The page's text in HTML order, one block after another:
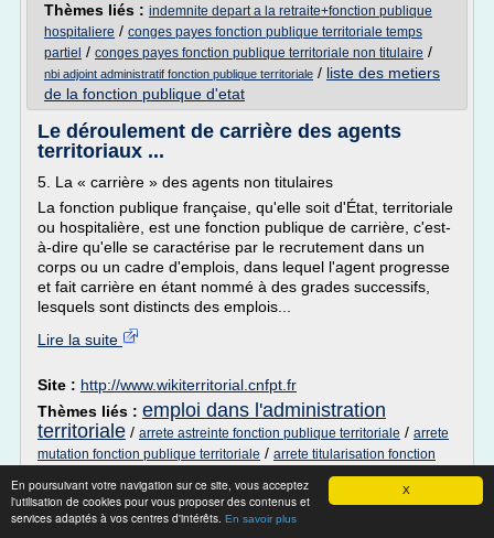
X
En poursuivant votre navigation sur ce site, vous acceptez
l'utilisation de cookies pour vous proposer des contenus et
services adaptés à vos centres d'intérêts. En savoir plus
Thèmes liés : indemnite depart a la retraite+fonction publique
hospitaliere / conges payes fonction publique territoriale temps
partiel / conges payes fonction publique territoriale non titulaire /
nbi adjoint administratif fonction publique territoriale / liste des metiers
de la fonction publique d'etat
Le déroulement de carrière des agents
territoriaux ...
5. La « carrière » des agents non titulaires
La fonction publique française, qu'elle soit d'État, territoriale
ou hospitalière, est une fonction publique de carrière, c'est-
à-dire qu'elle se caractérise par le recrutement dans un
corps ou un cadre d'emplois, dans lequel l'agent progresse
et fait carrière en étant nommé à des grades successifs,
lesquels sont distincts des emplois...
Lire la suite
Site : http://www.wikiterritorial.cnfpt.fr
Thèmes liés : emploi dans l'administration
territoriale / arrete astreinte fonction publique territoriale / arrete
mutation fonction publique territoriale / arrete titularisation fonction
arrete fonction publique territoriale
Cumul fonctionnaire creation entreprise